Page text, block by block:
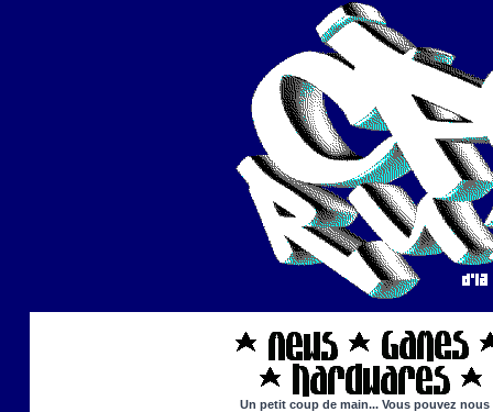
Un petit coup de main... Vous pouvez